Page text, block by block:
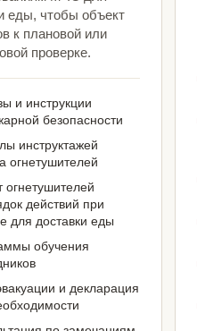
еды, чтобы объект
к плановой или
проверке.
и инструкции
безопасности
инструктажей
огнетушителей
огнетушителей
действий при
для доставки еды
обучения
и декларация